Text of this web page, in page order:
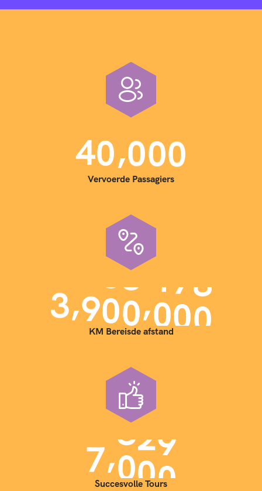
40,000
Vervoerde Passagiers
3,900,000
KM Bereisde afstand
7,000
Succesvolle Tours